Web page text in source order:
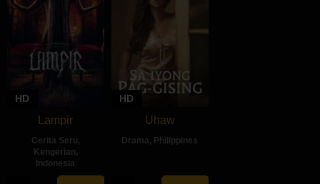
HD
Lampir
Cerita Seru,
Kengerian,
Indonesia
HD
Uhaw
Drama, Philippines
Aug
Bonifacio